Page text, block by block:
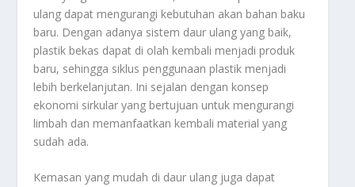
ulang dapat mengurangi kebutuhan akan bahan baku
baru. Dengan adanya sistem daur ulang yang baik,
plastik bekas dapat di olah kembali menjadi produk
baru, sehingga siklus penggunaan plastik menjadi
lebih berkelanjutan. Ini sejalan dengan konsep
ekonomi sirkular yang bertujuan untuk mengurangi
limbah dan memanfaatkan kembali material yang
sudah ada.
Kemasan yang mudah di daur ulang juga dapat